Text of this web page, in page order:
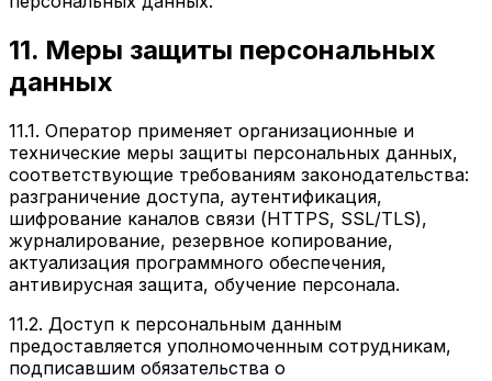
11. Меры защиты персональных
данных
11.1. Оператор применяет организационные и
технические меры защиты персональных данных,
соответствующие требованиям законодательства:
разграничение доступа, аутентификация,
шифрование каналов связи (HTTPS, SSL/TLS),
журналирование, резервное копирование,
актуализация программного обеспечения,
антивирусная защита, обучение персонала.
11.2. Доступ к персональным данным
предоставляется уполномоченным сотрудникам,
подписавшим обязательства о